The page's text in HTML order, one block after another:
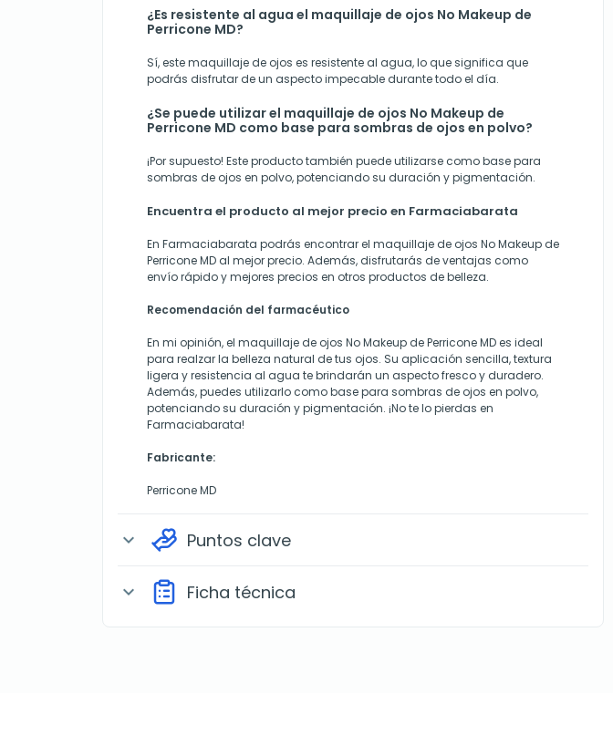
¿Es resistente al agua el maquillaje de ojos No Makeup de
Perricone MD?
Sí, este maquillaje de ojos es resistente al agua, lo que significa que
podrás disfrutar de un aspecto impecable durante todo el día.
¿Se puede utilizar el maquillaje de ojos No Makeup de
Perricone MD como base para sombras de ojos en polvo?
¡Por supuesto! Este producto también puede utilizarse como base para
sombras de ojos en polvo, potenciando su duración y pigmentación.
Encuentra el producto al mejor precio en Farmaciabarata
En Farmaciabarata podrás encontrar el maquillaje de ojos No Makeup de
Perricone MD al mejor precio. Además, disfrutarás de ventajas como
envío rápido y mejores precios en otros productos de belleza.
Recomendación del farmacéutico
En mi opinión, el maquillaje de ojos No Makeup de Perricone MD es ideal
para realzar la belleza natural de tus ojos. Su aplicación sencilla, textura
ligera y resistencia al agua te brindarán un aspecto fresco y duradero.
Además, puedes utilizarlo como base para sombras de ojos en polvo,
potenciando su duración y pigmentación. ¡No te lo pierdas en
Farmaciabarata!
Fabricante:
Perricone MD
expand_more Puntos clave
expand_more Ficha técnica